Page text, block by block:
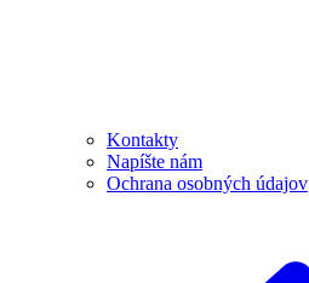
Kontakty
Napíšte nám
Ochrana osobných údajov